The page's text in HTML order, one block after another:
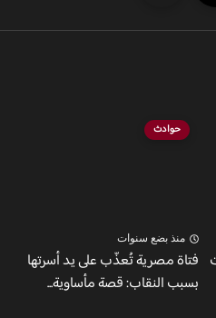
حوادث
منذ بضع سنوات
فتاة مصرية تُعذّب على يد أسرتها
بسبب النقاب: قصة مأساوية...